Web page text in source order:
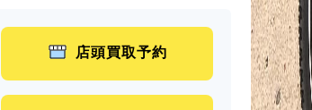
店頭買取予約